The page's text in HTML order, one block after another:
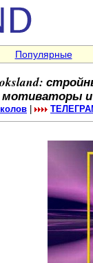
Популярные
мотиваторы и